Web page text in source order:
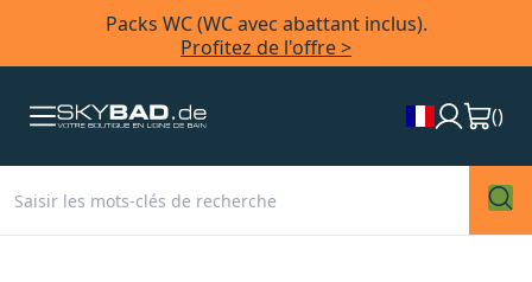
Packs WC (WC avec abattant inclus).
Profitez de l'offre >
()